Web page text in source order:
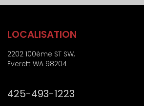
l
LOCALISATION
2202 100ème ST SW,
Everett WA 98204
425-493-1223